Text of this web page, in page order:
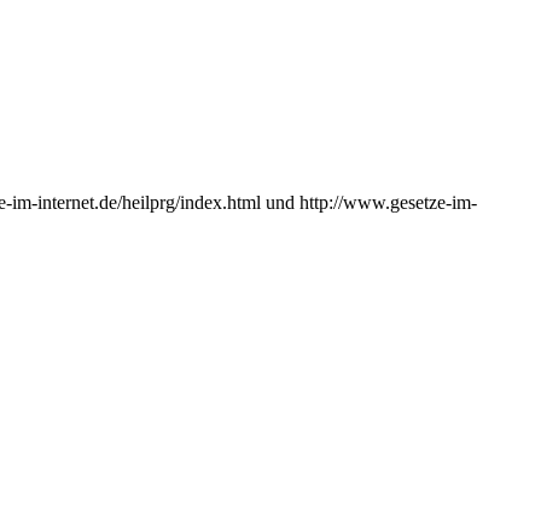
im-internet.de/heilprg/index.html und http://www.gesetze-im-